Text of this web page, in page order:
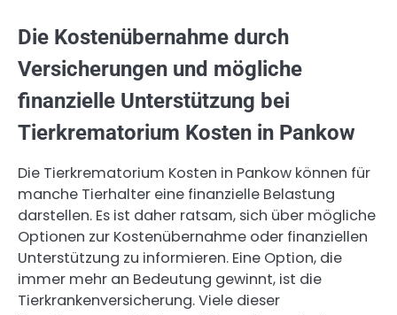
Die Kostenübernahme durch
Versicherungen und mögliche
finanzielle Unterstützung bei
Tierkrematorium Kosten in Pankow
Die Tierkrematorium Kosten in Pankow können für
manche Tierhalter eine finanzielle Belastung
darstellen. Es ist daher ratsam, sich über mögliche
Optionen zur Kostenübernahme oder finanziellen
Unterstützung zu informieren. Eine Option, die
immer mehr an Bedeutung gewinnt, ist die
Tierkrankenversicherung. Viele dieser